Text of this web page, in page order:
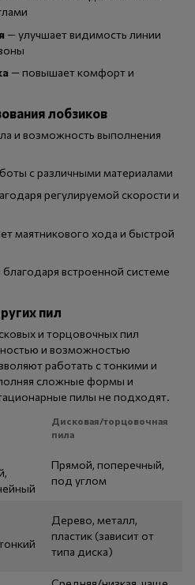
— улучшает видимость линии
— повышает комфорт и
лобзиков
и возможность выполнения
с различными материалами
регулируемой скорости и
маятникового хода и быстрой
встроенной системе
пил
и торцовочных пил
и возможностью
работать с тонкими и
сложные формы и
пилы не подходят.
Дисковая/торцовочная
пила
Прямой, поперечный,
под углом
Дерево, металл,
пластик (зависит от
типа диска)